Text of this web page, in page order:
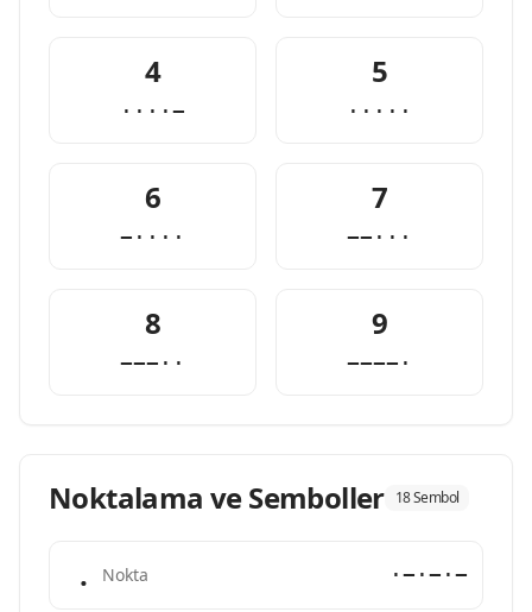
4
····−
5
·····
6
−····
7
−−···
8
−−−··
9
−−−−·
Noktalama ve Semboller 18 Sembol
. Nokta ·−·−·−